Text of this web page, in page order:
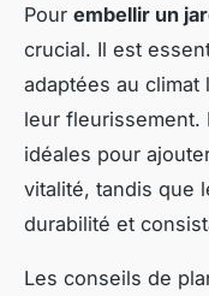
Pour embellir un
crucial. Il est
adaptées au
leur fleurissement.
idéales pour
vitalité, tandis que
durabilité et
Les conseils de